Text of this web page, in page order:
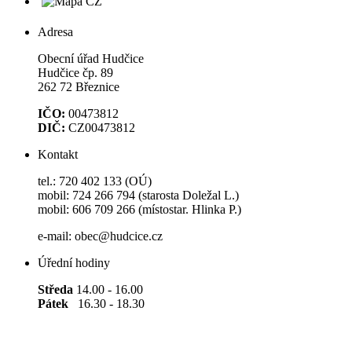
Adresa
Obecní úřad Hudčice
Hudčice čp. 89
262 72 Březnice
IČO: 00473812
DIČ: CZ00473812
Kontakt
tel.: 720 402 133 (OÚ)
mobil: 724 266 794 (starosta Doležal L.)
mobil: 606 709 266 (místostar. Hlinka P.)
e-mail: obec@hudcice.cz
Úřední hodiny
Středa 14.00 - 16.00
Pátek 16.30 - 18.30